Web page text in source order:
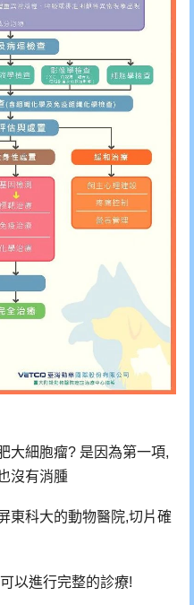
大細胞瘤? 是因為第一項,
沒有消腫
東科大的動物醫院,切片確
以進行完整的診療!